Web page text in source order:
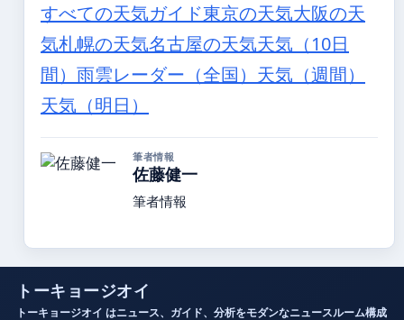
すべての天気ガイド東京の天気大阪の天
気札幌の天気名古屋の天気天気（10日
間） 雨雲レーダー（全国） 天気（週間）
天気（明日）
筆者情報
佐藤健一
筆者情報
トーキョージオイ
トーキョージオイ はニュース、ガイド、分析をモダンなニュースルーム構成